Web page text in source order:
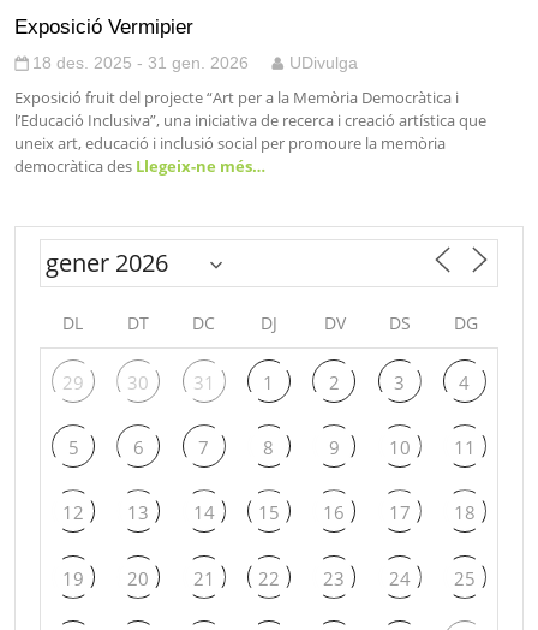
Exposició Vermipier
18 des. 2025 - 31 gen. 2026 UDivulga
Exposició fruit del projecte “Art per a la Memòria Democràtica i
l’Educació Inclusiva”, una iniciativa de recerca i creació artística que
uneix art, educació i inclusió social per promoure la memòria
democràtica des Llegeix-ne més…
DL DT DC DJ DV DS DG
29 30 31 1 2 3 4
5 6 7 8 9 10 11
12 13 14 15 16 17 18
19 20 21 22 23 24 25